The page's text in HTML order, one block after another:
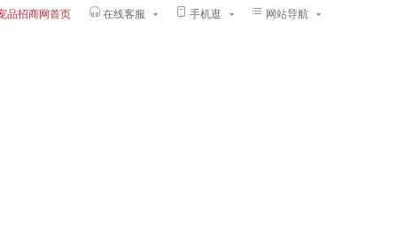
在线客服 手机逛 网站导航
品招商网首页